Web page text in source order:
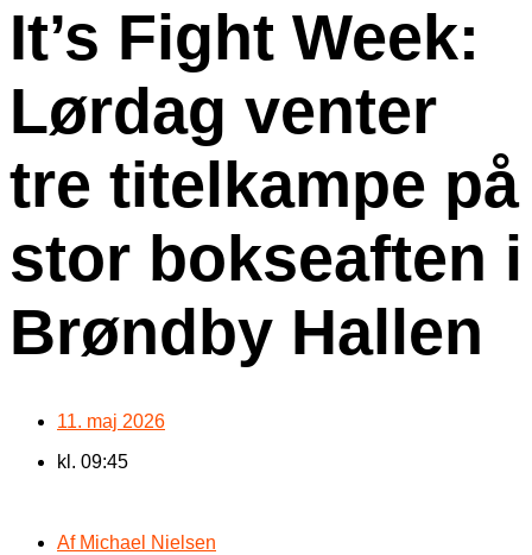
It’s Fight Week:
Lørdag venter
tre titelkampe på
stor bokseaften i
Brøndby Hallen
11. maj 2026
kl. 09:45
AfMichael Nielsen